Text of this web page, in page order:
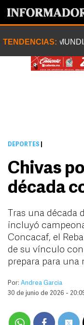
TENDENCIAS:
DEPORTES
Chivas
década
Tras una década
incluyó
Concacaf, el
de su vínculo
prepara para una
Por: Andrea Garcia
30 de junio de 2026 -